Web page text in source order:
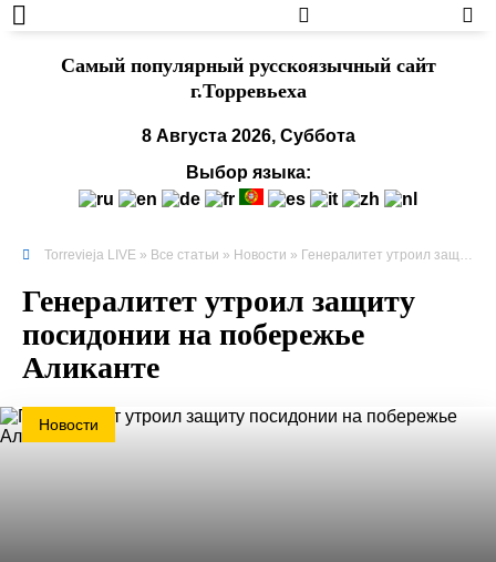
Cамый популярный русскоязычный сайт
г.Торревьеха
8 Августа 2026, Суббота
Выбор языка:
Torrevieja LIVE » Все статьи » Новости » Генералитет утроил защиту посидонии на побережье Аликанте
Генералитет утроил защиту
посидонии на побережье
Аликанте
Новости